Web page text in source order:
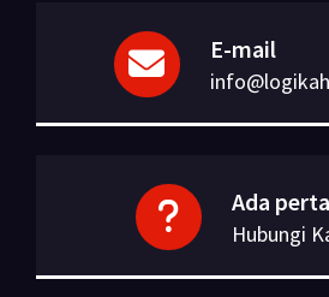
E-mail
Ada
Hubungi